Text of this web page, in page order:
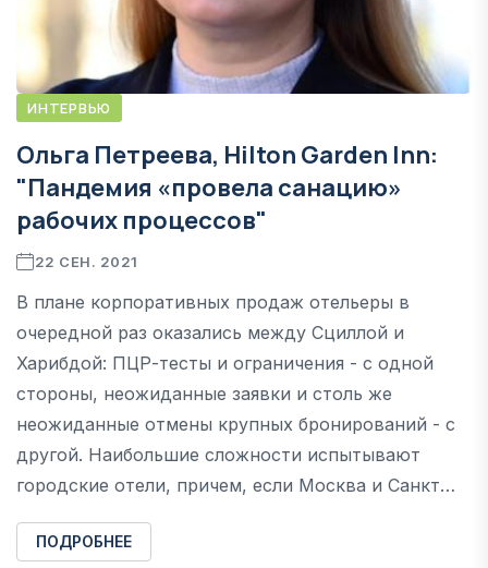
ИНТЕРВЬЮ
Ольга Петреева, Hilton Garden Inn:
"Пандемия «провела санацию»
рабочих процессов"
22 СЕН. 2021
В плане корпоративных продаж отельеры в
очередной раз оказались между Сциллой и
Харибдой: ПЦР-тесты и ограничения - с одной
стороны, неожиданные заявки и столь же
неожиданные отмены крупных бронирований - с
другой. Наибольшие сложности испытывают
городские отели, причем, если Москва и Санкт…
ПОДРОБНЕЕ